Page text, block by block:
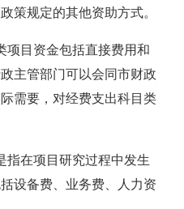
规定的其他资助方式。
目资金包括直接费用和
主管部门可以会同市财政
需要，对经费支出科目类
在项目研究过程中发生
设备费、业务费、人力资